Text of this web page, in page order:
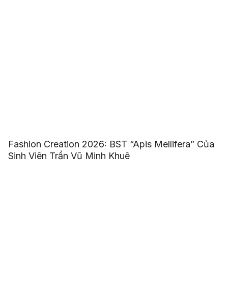
Fashion Creation 2026: BST “Apis Mellifera” Của
Sinh Viên Trần Vũ Minh Khuê